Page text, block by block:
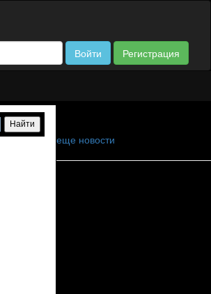
Войти Регистрация
еще новости